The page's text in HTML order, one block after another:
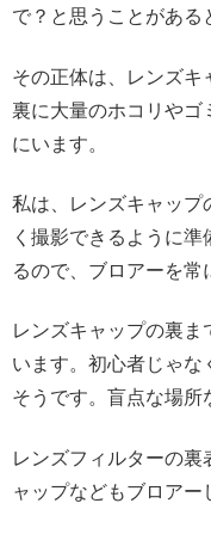
で？と思うことがある
その正体は、レンズ
裏に大量のホコリやゴ
にいます。
私は、レンズキャップ
く撮影できるように
るので、ブロアーを常
レンズキャップの裏
います。初心者じゃな
そうです。盲点な場所
レンズフィルターの裏
ャップなどもブロアー